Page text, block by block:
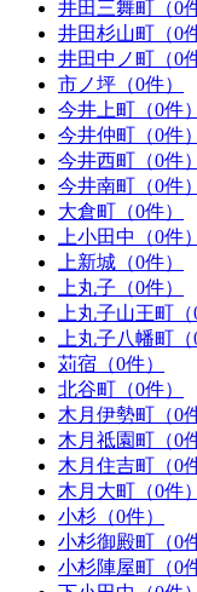
井田三舞町（0
井田杉山町（0
井田中ノ町（0
市ノ坪（0件）
今井上町（0件）
今井仲町（0件）
今井西町（0件）
今井南町（0件）
大倉町（0件）
上小田中（0件）
上新城（0件）
上丸子（0件）
上丸子山王町（
上丸子八幡町（
苅宿（0件）
北谷町（0件）
木月伊勢町（0
木月祗園町（0
木月住吉町（0
木月大町（0件）
小杉（0件）
小杉御殿町（0
小杉陣屋町（0